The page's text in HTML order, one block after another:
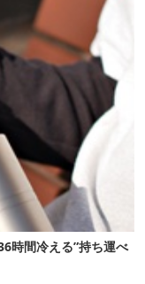
時間冷える”持ち運べ